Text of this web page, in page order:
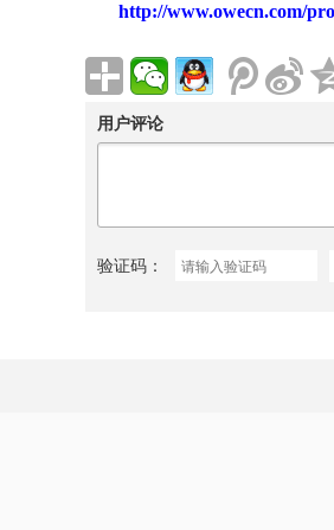
http://www.owecn.com/
用户评论
验证码：